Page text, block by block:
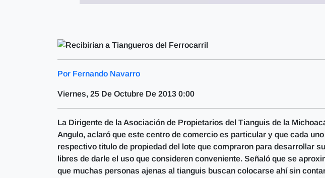
Por Fernando Navarro
Viernes, 25 De Octubre De 2013 0:00
La Dirigente de la Asociación de Propietarios del Tianguis de la
Angulo, aclaró que este centro de comercio es particular y que cada
respectivo titulo de propiedad del lote que compraron para desarrollar
libres de darle el uso que consideren conveniente. Señaló que se
que muchas personas ajenas al tianguis buscan colocarse ahí sin